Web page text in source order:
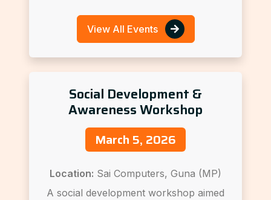
View All Events
Social Development &
Awareness Workshop
March 5, 2026
Location: Sai Computers, Guna (MP)
A social development workshop aimed